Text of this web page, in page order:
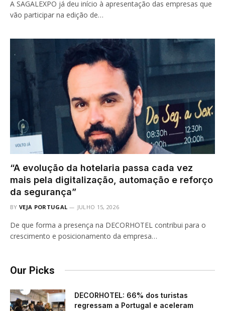
A SAGALEXPO já deu início à apresentação das empresas que
vão participar na edição de…
“A evolução da hotelaria passa cada vez
mais pela digitalização, automação e reforço
da segurança”
BY VEJA PORTUGAL JULHO 15, 2026
De que forma a presença na DECORHOTEL contribui para o
crescimento e posicionamento da empresa…
Our Picks
DECORHOTEL: 66% dos turistas
regressam a Portugal e aceleram